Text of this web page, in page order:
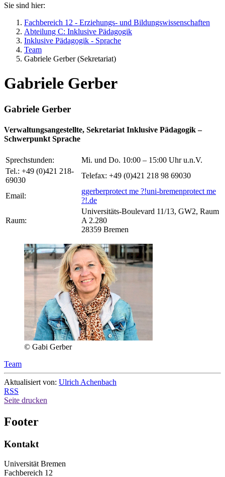
Sie sind hier:
Fachbereich 12 - Erziehungs- und Bildungswissenschaften
Abteilung C: Inklusive Pädagogik
Inklusive Pädagogik - Sprache
Team
Gabriele Gerber (Sekretariat)
Gabriele Gerber
Gabriele Gerber
Verwaltungsangestellte, Sekretariat Inklusive Pädagogik –
Schwerpunkt Sprache
Sprechstunden:
Mi. und Do. 10:00 – 15:00 Uhr u.n.V.
Tel.: +49 (0)421 218-
69030
Telefax: +49 (0)421 218 98 69030
Email:
ggerberprotect me ?!uni-bremenprotect me
?!.de
Raum:
Universitäts-Boulevard 11/13, GW2, Raum
A 2.280
28359 Bremen
© Gabi Gerber
Team
Aktualisiert von: Ulrich Achenbach
RSS
Seite drucken
Footer
Kontakt
Universität Bremen
Fachbereich 12